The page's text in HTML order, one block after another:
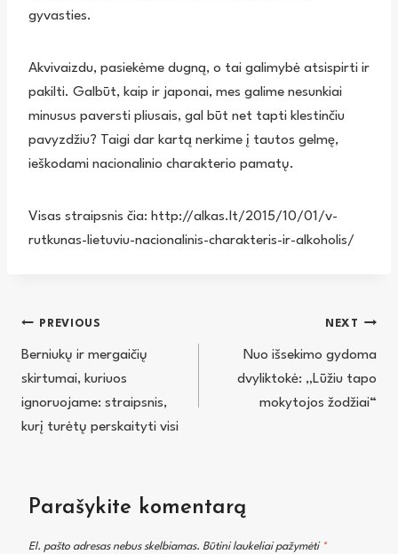
gyvasties.
Akvivaizdu, pasiekėme dugną, o tai galimybė atsispirti ir
pakilti. Galbūt, kaip ir japonai, mes galime nesunkiai
minusus paversti pliusais, gal būt net tapti klestinčiu
pavyzdžiu? Taigi dar kartą nerkime į tautos gelmę,
ieškodami nacionalinio charakterio pamatų.
Visas straipsnis čia: http://alkas.lt/2015/10/01/v-
rutkunas-lietuviu-nacionalinis-charakteris-ir-alkoholis/
Navigacija
tarp
įrašų
PREVIOUS
Berniukų ir mergaičių
skirtumai, kuriuos
ignoruojame: straipsnis,
kurį turėtų perskaityti visi
NEXT
Nuo išsekimo gydoma
dvyliktokė: „Lūžiu tapo
mokytojos žodžiai“
Parašykite komentarą
El. pašto adresas nebus skelbiamas. Būtini laukeliai pažymėti *